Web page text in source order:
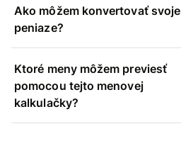
Ako môžem konvertovať svoje
peniaze?
Ktoré meny môžem previesť
pomocou tejto menovej
kalkulačky?